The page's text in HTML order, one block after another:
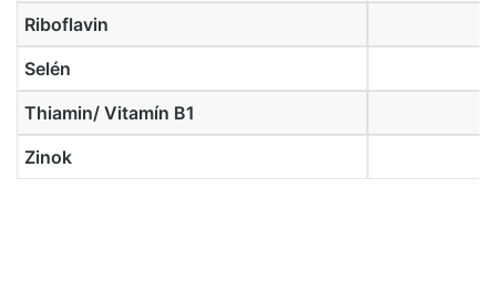
Riboflavin
Selén
Thiamin/ Vitamín B1
Zinok